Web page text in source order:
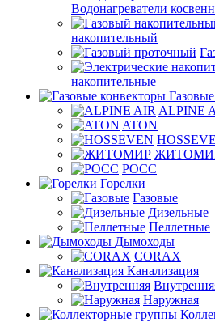
Водонагреватели
накопительный
накопительные
ALPINE
ATON
РОСС
Горелки
Газовые
Дизельные
Пеллетные
Дымоходы
CORAX
Канализация
Наружная